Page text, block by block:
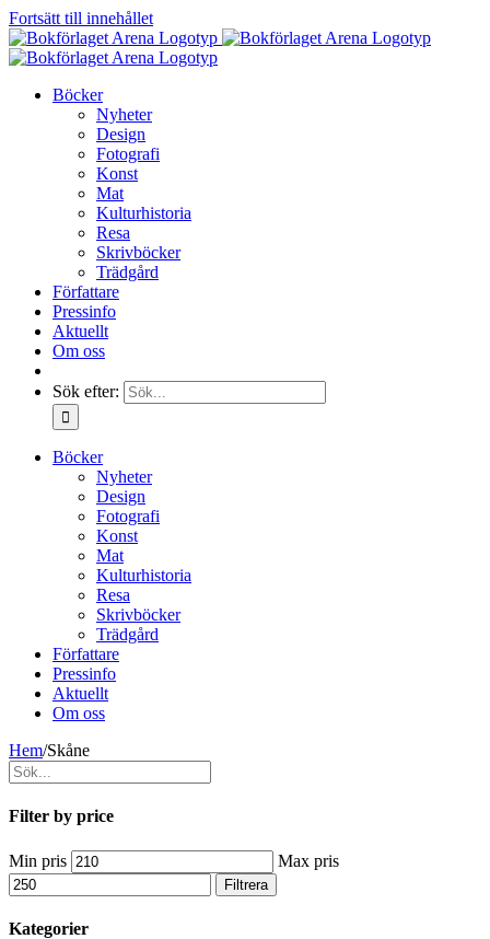
Fortsätt till innehållet
Böcker
Nyheter
Design
Fotografi
Konst
Mat
Kulturhistoria
Resa
Skrivböcker
Trädgård
Författare
Pressinfo
Aktuellt
Om oss
Sök efter:
Böcker
Nyheter
Design
Fotografi
Konst
Mat
Kulturhistoria
Resa
Skrivböcker
Trädgård
Författare
Pressinfo
Aktuellt
Om oss
Hem/Skåne
Filter by price
Min pris Max pris
Filtrera
Kategorier